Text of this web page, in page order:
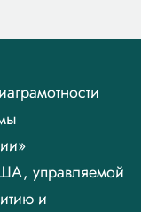
управляемой
и